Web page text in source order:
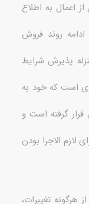
اعمال به اطلاع
روند فروش
پذیرش شرایط
است که خود به
گرفته است و
لازم الاجرا بودن
تغییرات،